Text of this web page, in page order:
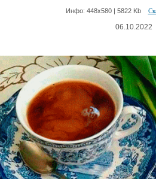
Инфо: 448х580 | 5822 Kb
06.10.2022